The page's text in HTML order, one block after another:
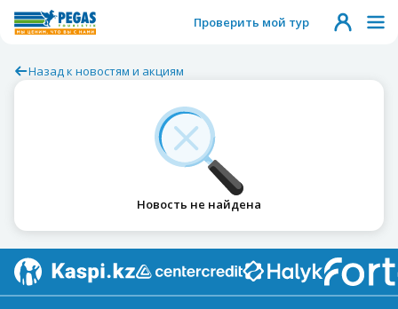
Проверить мой тур
Назад к новостям и акциям
Новость не найдена